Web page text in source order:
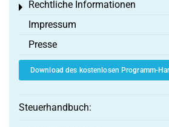
Rechtliche Informationen
Toggle menu
Impressum
Presse
Download des kostenlosen Programm-
Steuerhandbuch: